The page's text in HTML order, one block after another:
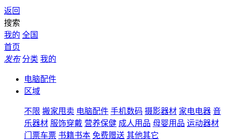
返回
搜索
我的 全国
首页
发布 分类 我的
电脑配件
区域
不限 搬家甩卖 电脑配件 手机数码 摄影器材 家电电器 音
乐器材 服饰穿戴 营养保健 成人用品 母婴用品 运动器材
门票车票 书籍书本 免费赠送 其他其它